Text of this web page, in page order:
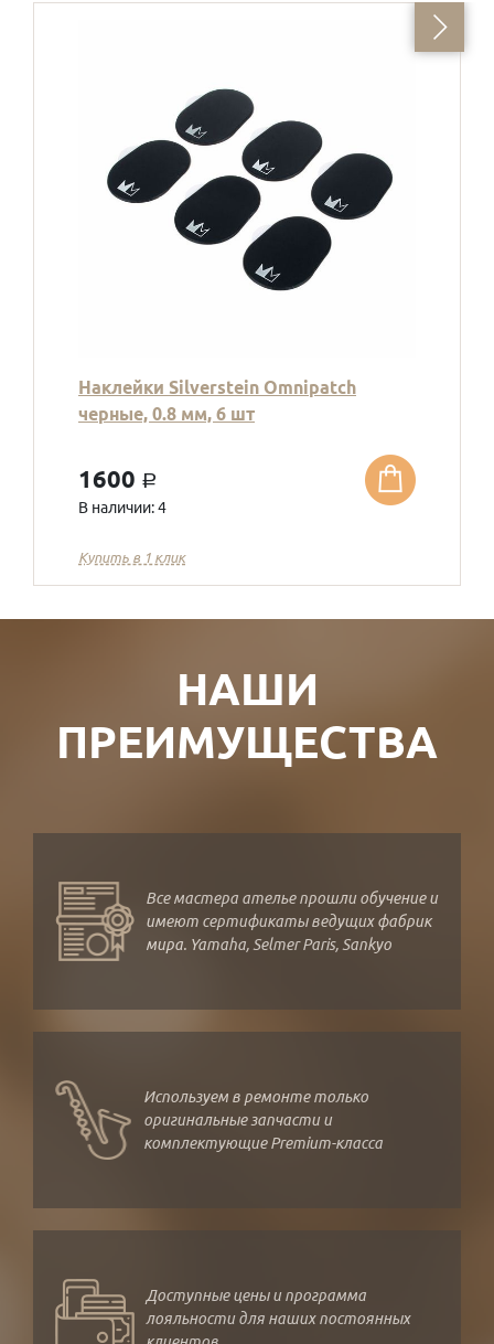
Наклейки Silverstein Omnipatch
черные, 0.8 мм, 6 шт
1600 a
В наличии: 4
Купить в 1 клик
НАШИ
ПРЕИМУЩЕСТВА
Все мастера ателье прошли обучение и
имеют сертификаты ведущих фабрик
мира. Yamaha, Selmer Paris, Sankyo
Используем в ремонте только
оригинальные запчасти и
комплектующие Premium-класса
Доступные цены и программа
лояльности для наших постоянных